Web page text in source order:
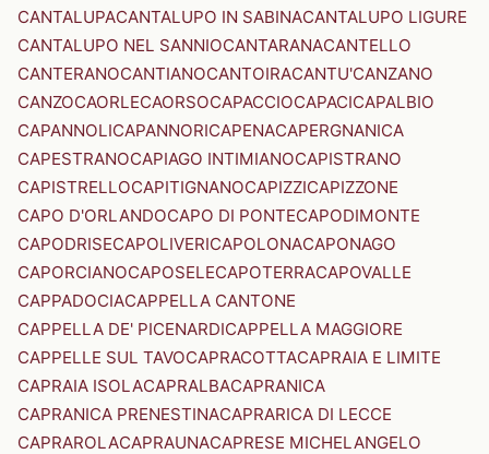
CANTALUPACANTALUPO IN SABINACANTALUPO LIGURE
CANTALUPO NEL SANNIOCANTARANACANTELLO
CANTERANOCANTIANOCANTOIRACANTU'CANZANO
CANZOCAORLECAORSOCAPACCIOCAPACICAPALBIO
CAPANNOLICAPANNORICAPENACAPERGNANICA
CAPESTRANOCAPIAGO INTIMIANOCAPISTRANO
CAPISTRELLOCAPITIGNANOCAPIZZICAPIZZONE
CAPO D'ORLANDOCAPO DI PONTECAPODIMONTE
CAPODRISECAPOLIVERICAPOLONACAPONAGO
CAPORCIANOCAPOSELECAPOTERRACAPOVALLE
CAPPADOCIACAPPELLA CANTONE
CAPPELLA DE' PICENARDICAPPELLA MAGGIORE
CAPPELLE SUL TAVOCAPRACOTTACAPRAIA E LIMITE
CAPRAIA ISOLACAPRALBACAPRANICA
CAPRANICA PRENESTINACAPRARICA DI LECCE
CAPRAROLACAPRAUNACAPRESE MICHELANGELO